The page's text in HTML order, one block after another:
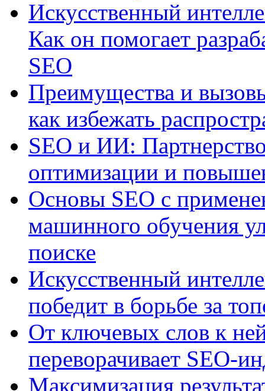
Искусственный
Как он помогает
SEO
Преимущества и
как избежать
SEO и ИИ:
оптимизации и
Основы SEO с
машинного обучения
поиске
Искусственный
победит в борьбе за
От ключевых слов к
переворачивает SEO-
Максимизация